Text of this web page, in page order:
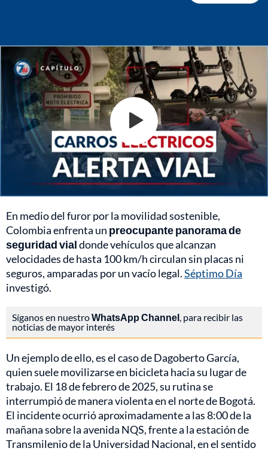
En medio del furor por la movilidad sostenible,
Colombia enfrenta un preocupante panorama de
seguridad vialdonde vehículos que alcanzan
velocidades de hasta 100 km/h circulan sin placas ni
seguros, amparadas por un vacío legal.Séptimo Día
investigó.
Síganos en nuestroWhatsApp Channel, para recibir las
noticias de mayor interés
Un ejemplo de ello, es el caso de Dagoberto García,
quien suele movilizarse en bicicleta hacia su lugar de
trabajo. El 18 de febrero de 2025, su rutina se
interrumpió de manera violenta en el norte de Bogotá.
El incidente ocurrió aproximadamente a las 8:00 de la
mañana sobre la avenida NQS, frente a la estación de
Transmilenio de la Universidad Nacional, en el sentido